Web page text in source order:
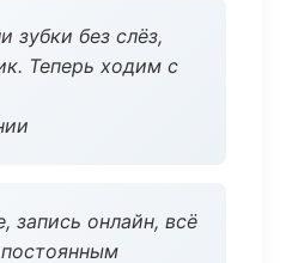
зубки без слёз,
Теперь ходим с
запись онлайн, всё